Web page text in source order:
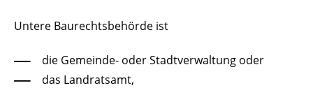
Untere Baurechtsbehörde ist
die Gemeinde- oder Stadtverwaltung oder
das Landratsamt,